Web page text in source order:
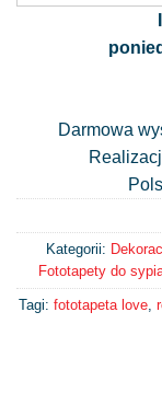
Darmowa
Kategorii:
Fototapety do
Tagi: fototapeta love,